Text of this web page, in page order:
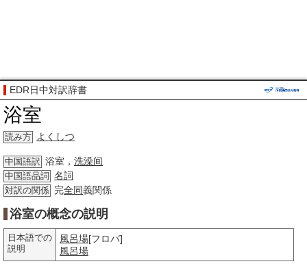
EDR日中対訳辞書
浴室
読み方 よくしつ
中国語訳 浴室， 洗澡间
中国語品詞 名詞
対訳の関係 完全同義関係
浴室の概念の説明
日本語での
説明
風呂場[フロバ]
風呂場